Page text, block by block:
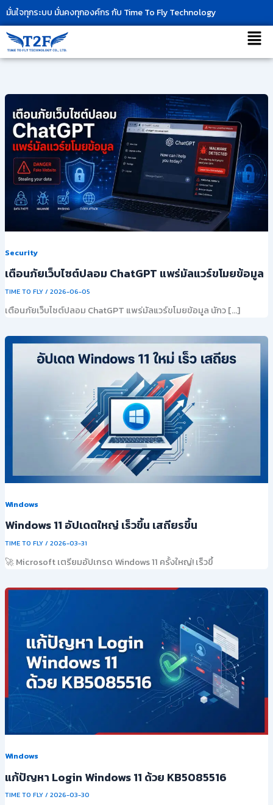
Skip
to
content
มั่นใจทุกระบบ มั่นคงทุกองค์กร กับ Time To Fly Technology
เมนู
Security
เตือนภัยเว็บไซต์ปลอม ChatGPT แพร่มัลแวร์ขโมยข้อมูล
TIME TO FLY/ 2026-06-05
เตือนภัยเว็บไซต์ปลอม ChatGPT แพร่มัลแวร์ขโมยข้อมูล นักว […]
Windows
Windows 11 อัปเดตใหญ่ เร็วขึ้น เสถียรขึ้น
TIME TO FLY/ 2026-03-31
🚀 Microsoft เตรียมอัปเกรด Windows 11 ครั้งใหญ่! เร็วขึ้
Windows
แก้ปัญหา Login Windows 11 ด้วย KB5085516
TIME TO FLY/ 2026-03-30